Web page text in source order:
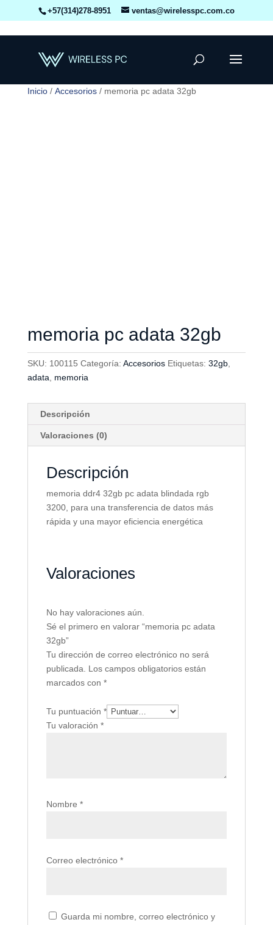
+57(314)278-8951 ventas@wirelesspc.com.co
Inicio/ Accesorios/ memoria pc adata 32gb
memoria pc adata 32gb
SKU: 100115 Categoría: Accesorios Etiquetas: 32gb,
adata, memoria
Descripción
Valoraciones (0)
Descripción
memoria ddr4 32gb pc adata blindada rgb
3200, para una transferencia de datos más
rápida y una mayor eficiencia energética
Valoraciones
No hay valoraciones aún.
Sé el primero en valorar “memoria pc adata
32gb”
Tu dirección de correo electrónico no será
publicada. Los campos obligatorios están
marcados con *
Tu puntuación *
Tu valoración *
Nombre *
Correo electrónico *
Guarda mi nombre, correo electrónico y